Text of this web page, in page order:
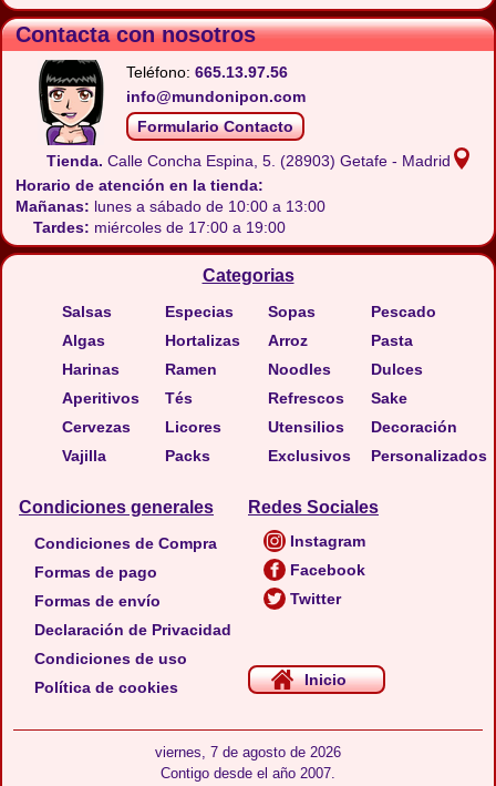
Contacta con nosotros
Teléfono: 665.13.97.56
info@mundonipon.com
Formulario Contacto
Tienda. Calle Concha Espina, 5. (28903) Getafe - Madrid
Horario de atención en la tienda:
Mañanas: lunes a sábado de 10:00 a 13:00
Tardes: miércoles de 17:00 a 19:00
Categorias
Salsas
Algas
Harinas
Aperitivos
Cervezas
Vajilla
Especias
Hortalizas
Ramen
Tés
Licores
Packs
Sopas
Arroz
Noodles
Refrescos
Utensilios
Exclusivos
Pescado
Pasta
Dulces
Sake
Decoración
Personalizados
Condiciones generales
Condiciones de Compra
Formas de pago
Formas de envío
Declaración de Privacidad
Condiciones de uso
Política de cookies
Redes Sociales
Instagram
Facebook
Twitter
Inicio
viernes, 7 de agosto de 2026
Contigo desde el año 2007.